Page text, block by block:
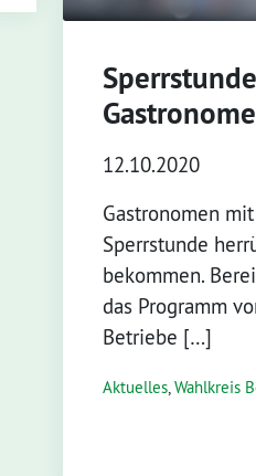
12.10.2020
Gastronomen
Sperrstunde
bekommen.
das Programm
Betriebe […]
Aktuelles Wahlkreis